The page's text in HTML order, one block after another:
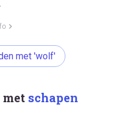
met 'wolf'
schapen